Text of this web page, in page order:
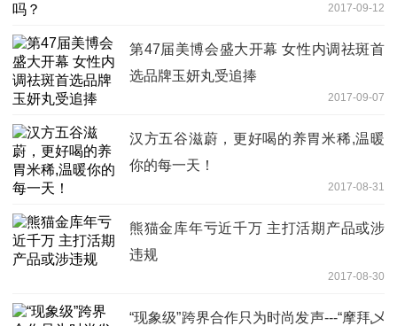
2017-09-12
第47届美博会盛大开幕 女性内调祛斑首
选品牌玉妍丸受追捧
2017-09-07
汉方五谷滋蔚，更好喝的养胃米稀,温暖
你的每一天！
2017-08-31
熊猫金库年亏近千万 主打活期产品或涉
违规
2017-08-30
“现象级”跨界合作只为时尚发声---“摩拜乄